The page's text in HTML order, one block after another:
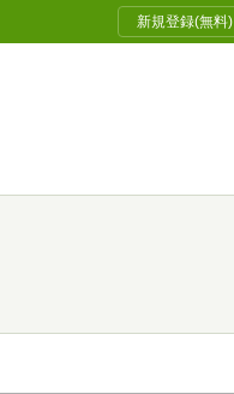
新規登録(無料)